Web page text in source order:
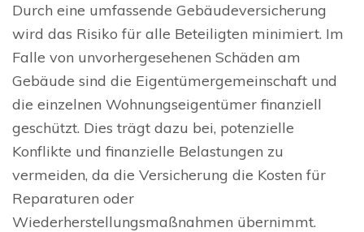
Durch eine umfassende Gebäudeversicherung
wird das Risiko für alle Beteiligten minimiert. Im
Falle von unvorhergesehenen Schäden am
Gebäude sind die Eigentümergemeinschaft und
die einzelnen Wohnungseigentümer finanziell
geschützt. Dies trägt dazu bei, potenzielle
Konflikte und finanzielle Belastungen zu
vermeiden, da die Versicherung die Kosten für
Reparaturen oder
Wiederherstellungsmaßnahmen übernimmt.